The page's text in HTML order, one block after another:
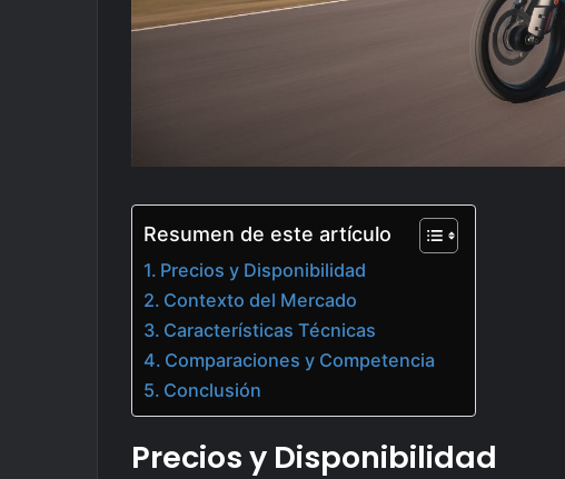
Resumen de este artículo
Precios y Disponibilidad
Contexto del Mercado
Características Técnicas
Comparaciones y Competencia
Conclusión
Precios y Disponibilidad